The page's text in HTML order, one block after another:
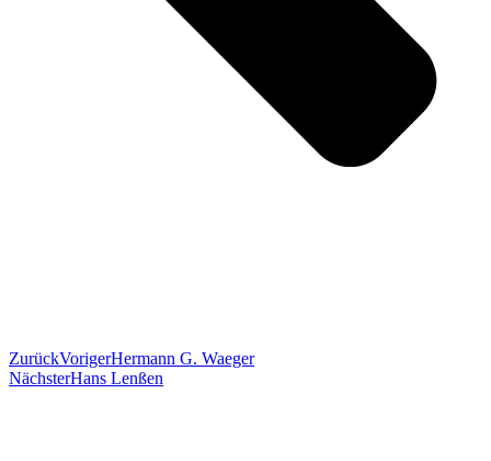
ZurückVorigerHermann G. Waeger
NächsterHans Lenßen